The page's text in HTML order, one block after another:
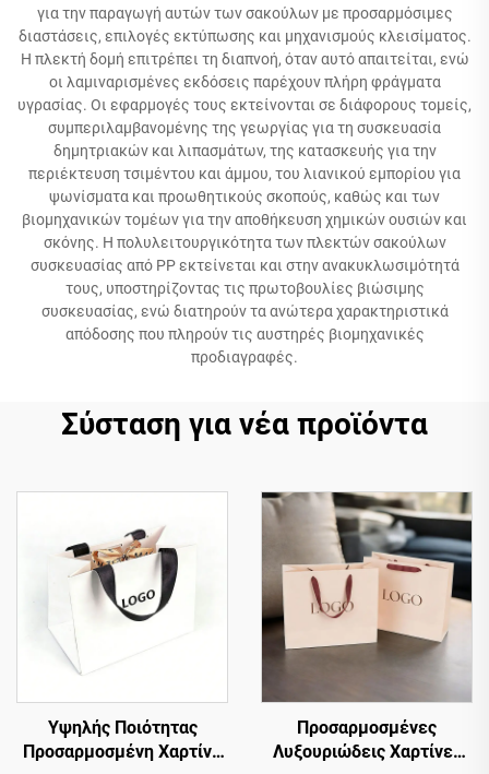
για την παραγωγή αυτών των σακούλων με προσαρμόσιμες
διαστάσεις, επιλογές εκτύπωσης και μηχανισμούς κλεισίματος.
Η πλεκτή δομή επιτρέπει τη διαπνοή, όταν αυτό απαιτείται, ενώ
οι λαμιναρισμένες εκδόσεις παρέχουν πλήρη φράγματα
υγρασίας. Οι εφαρμογές τους εκτείνονται σε διάφορους τομείς,
συμπεριλαμβανομένης της γεωργίας για τη συσκευασία
δημητριακών και λιπασμάτων, της κατασκευής για την
περιέκτευση τσιμέντου και άμμου, του λιανικού εμπορίου για
ψωνίσματα και προωθητικούς σκοπούς, καθώς και των
βιομηχανικών τομέων για την αποθήκευση χημικών ουσιών και
σκόνης. Η πολυλειτουργικότητα των πλεκτών σακούλων
συσκευασίας από PP εκτείνεται και στην ανακυκλωσιμότητά
τους, υποστηρίζοντας τις πρωτοβουλίες βιώσιμης
συσκευασίας, ενώ διατηρούν τα ανώτερα χαρακτηριστικά
απόδοσης που πληρούν τις αυστηρές βιομηχανικές
προδιαγραφές.
Σύσταση για νέα προϊόντα
Υψηλής Ποιότητας
Προσαρμοσμένη Χαρτίνη
Προσαρμοσμένες
Λυξουριώδεις Χαρτίνες